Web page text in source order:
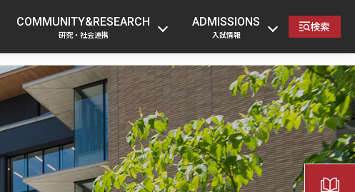
COMMUNITY&RESEARCH
研究・社会連携
ADMISSIONS
入試情報
検索